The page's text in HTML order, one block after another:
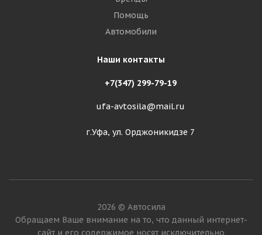
Помощь
Автомобили
Наши контакты
+7(347) 299-79-19
ufa-avtosila@mail.ru
г.Уфа, ул. Орджоникидзе 7
2026 © Автосила
Обращаем Ваше внимание на то, что данный интернет-
сайт и его содержимое носят исключительно